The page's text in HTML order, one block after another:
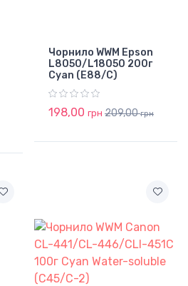
Чорнило WWM Epson
L8050/L18050 200г
Cyan (E88/C)
198,00 грн 209,00грн